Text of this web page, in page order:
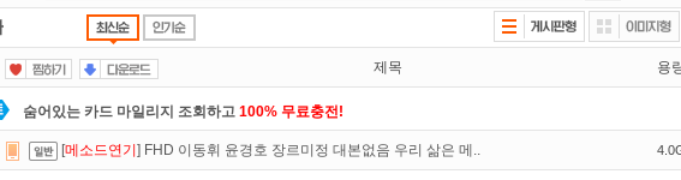
제목 용
숨어있는 카드 마일리지 조회하고 100% 무료충전!
스마트TV로 투디스크영화,드라마,예능 보자!
[메소드연기 ] FHD 이동휘 윤경호 장르미정 대본없음 우리 삶은 메..